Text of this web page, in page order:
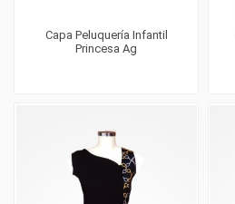
Capa Peluquería Infantil
Princesa Ag